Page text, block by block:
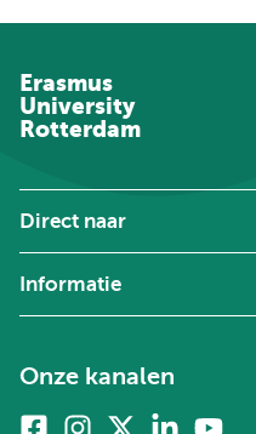
Erasmus
University
Rotterdam
Direct naar
Informatie
Onze kanalen
FacebookInstagram Linkedin